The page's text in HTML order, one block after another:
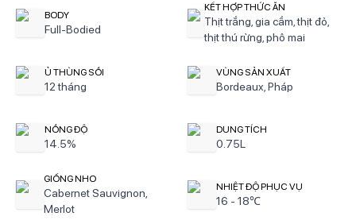
BODY
Full-Bodied
Ủ THÙNG SỒI
12 tháng
NỒNG ĐỘ
14.5%
GIỐNG NHO
Cabernet Sauvignon,
Merlot
KẾT HỢP THỨC ĂN
Thịt trắng, gia cầm, thịt đỏ,
thịt thú rừng, phô mai
VÙNG SẢN XUẤT
Bordeaux, Pháp
DUNG TÍCH
0.75L
NHIỆT ĐỘ PHỤC VỤ
16 - 18℃